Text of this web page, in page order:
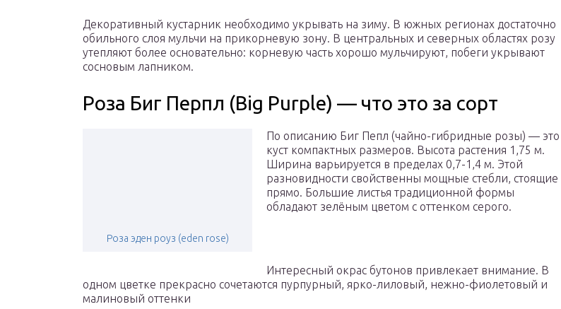
Декоративный кустарник необходимо укрывать на зиму. В южных регионах достаточно
обильного слоя мульчи на прикорневую зону. В центральных и северных областях розу
утепляют более основательно: корневую часть хорошо мульчируют, побеги укрывают
сосновым лапником.
Роза Биг Перпл (Big Purple) — что это за сорт
Роза эден роуз (eden rose)
По описанию Биг Пепл (чайно-гибридные розы) — это
куст компактных размеров. Высота растения 1,75 м.
Ширина варьируется в пределах 0,7-1,4 м. Этой
разновидности свойственны мощные стебли, стоящие
прямо. Большие листья традиционной формы
обладают зелёным цветом с оттенком серого.
Интересный окрас бутонов привлекает внимание. В
одном цветке прекрасно сочетаются пурпурный, ярко-лиловый, нежно-фиолетовый и
малиновый оттенки